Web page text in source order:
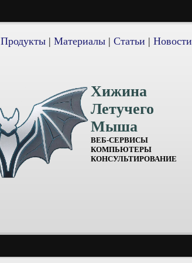
Продукты | Материалы | Статьи | Новости
Хижина
Летучего
Мыша
ВЕБ-СЕРВИСЫ
КОМПЬЮТЕРЫ
КОНСУЛЬТИРОВАНИЕ